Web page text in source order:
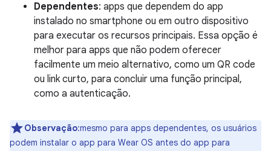
Dependentes: apps que dependem do app
instalado no smartphone ou em outro dispositivo
para executar os recursos principais. Essa opção é
melhor para apps que não podem oferecer
facilmente um meio alternativo, como um QR code
ou link curto, para concluir uma função principal,
como a autenticação.
Observação:mesmo para apps dependentes, os usuários
podem instalar o app para Wear OS antes do app para